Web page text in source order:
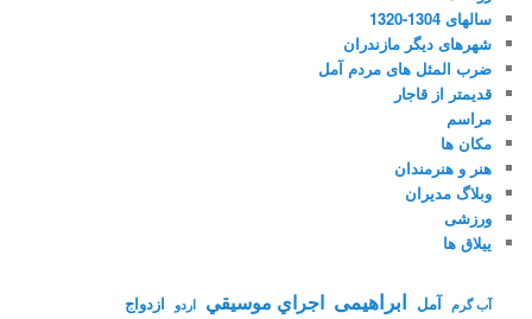
سالهای 1304-1320
شهرهای دیگر مازندران
ضرب المثل های مردم آمل
قدیمتر از قاجار
مراسم
مکان ها
هنر و هنرمندان
وبلاگ مدیران
ورزشی
ییلاق ها
آب گرم آمل ابراهیمی اجراي موسيقي اردو ازدواج